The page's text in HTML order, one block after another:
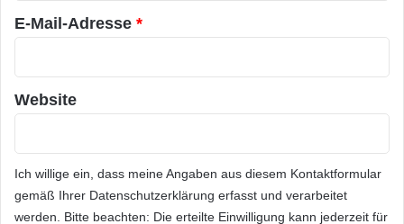
802.11n Concurrent Dual-Band Wi-Fi-Router-
Plattform –
Betrieb nahtloser Konnektivität
aller Geräte im Heim benötigte, hervorragende
n
E-Mail-Adresse *
Website
Ich willige ein, dass meine Angaben aus diesem Kontaktformular
gemäß Ihrer Datenschutzerklärung erfasst und verarbeitet
werden. Bitte beachten: Die erteilte Einwilligung kann jederzeit für